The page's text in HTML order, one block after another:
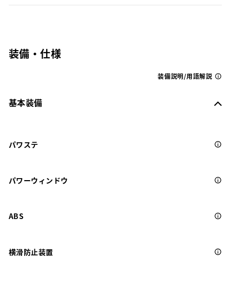
装備・仕様
装備説明/用語解説
基本装備
パワステ
パワーウィンドウ
ABS
横滑防止装置